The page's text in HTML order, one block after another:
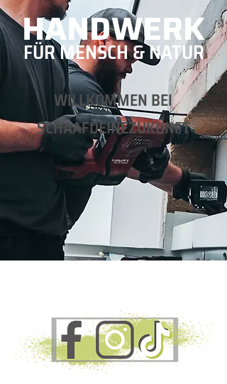
HANDWERK
FÜR MENSCH & NATUR
WILLKOMMEN BEI
SCHAAFDEINEZUKUNFT